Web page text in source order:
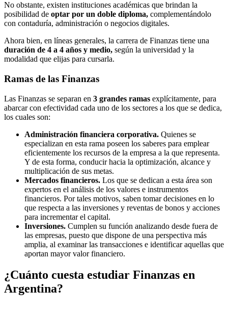
No obstante, existen instituciones académicas que brindan la
posibilidad de optar por un doble diploma, complementándolo
con contaduría, administración o negocios digitales.
Ahora bien, en líneas generales, la carrera de Finanzas tiene una
duración de 4 a 4 años y medio, según la universidad y la
modalidad que elijas para cursarla.
Ramas de las Finanzas
Las Finanzas se separan en 3 grandes ramas explícitamente, para
abarcar con efectividad cada uno de los sectores a los que se dedica,
los cuales son:
Administración financiera corporativa. Quienes se
especializan en esta rama poseen los saberes para emplear
eficientemente los recursos de la empresa a la que representa.
Y de esta forma, conducir hacia la optimización, alcance y
multiplicación de sus metas.
Mercados financieros. Los que se dedican a esta área son
expertos en el análisis de los valores e instrumentos
financieros. Por tales motivos, saben tomar decisiones en lo
que respecta a las inversiones y reventas de bonos y acciones
para incrementar el capital.
Inversiones. Cumplen su función analizando desde fuera de
las empresas, puesto que dispone de una perspectiva más
amplia, al examinar las transacciones e identificar aquellas que
aportan mayor valor financiero.
¿Cuánto cuesta estudiar Finanzas en
Argentina?